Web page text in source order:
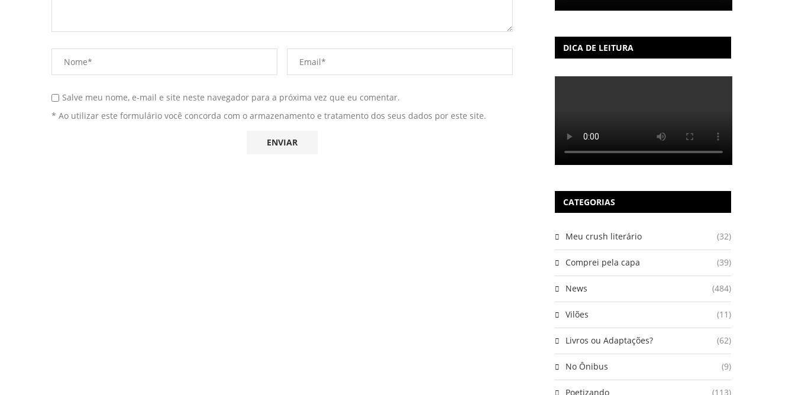
Salve meu nome, e-mail e site neste navegador para a próxima vez que eu comentar.
* Ao utilizar este formulário você concorda com o armazenamento e tratamento dos seus dados por este site.
DICA DE LEITURA
CATEGORIAS
Meu crush literário (32)
Comprei pela capa (39)
News (484)
Vilões (11)
Livros ou Adaptações? (62)
No Ônibus (9)
Poetizando (113)